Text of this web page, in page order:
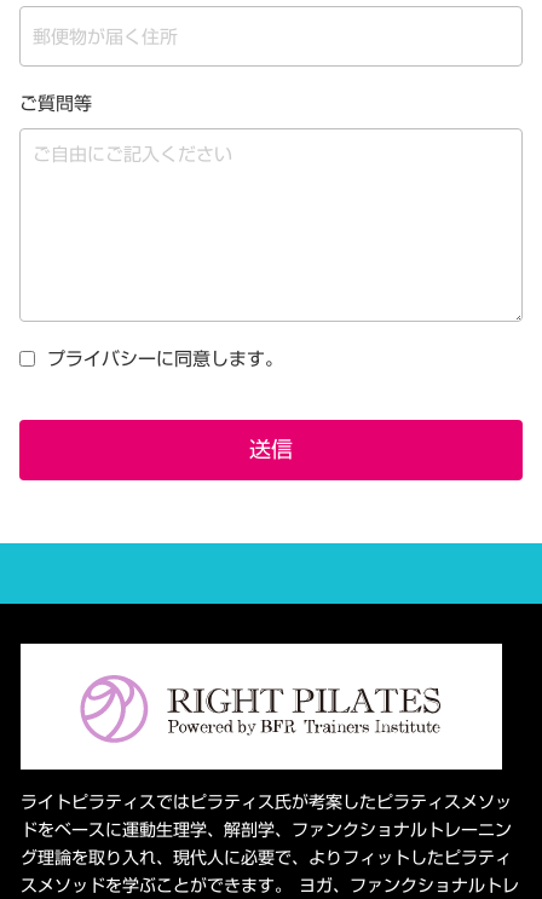
ご質問等
プライバシーに同意します。
送信
ライトピラティスではピラティス氏が考案したピラティスメソッ
ドをベースに運動生理学、解剖学、ファンクショナルトレーニン
グ理論を取り入れ、現代人に必要で、よりフィットしたピラティ
スメソッドを学ぶことができます。 ヨガ、ファンクショナルトレ